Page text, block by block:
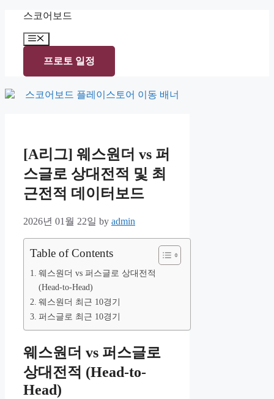
content
스코어보드
Menu
프로토 일정
[A리그] 웨스원더 vs 퍼
스글로 상대전적 및 최
근전적 데이터보드
2026년 01월 22일 by admin
Table of Contents
웨스원더 vs 퍼스글로 상대전적
(Head-to-Head)
웨스원더 최근 10경기
퍼스글로 최근 10경기
웨스원더 vs 퍼스글로
상대전적 (Head-to-
Head)